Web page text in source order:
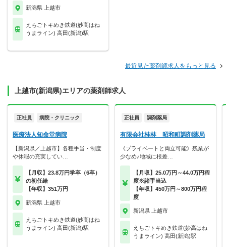
新潟県 上越市
えちごトキめき鉄道(妙高はね
うまライン) 高田(新潟)駅
最近見た薬剤師求人をもっと見る
上越市(新潟県)エリアの薬剤師求人
正社員 病院・クリニック
医療法人知命堂病院
【新潟県／上越市】各種手当・制度
や休暇の充実してい…
【月収】23.8万円学卒（6卒）
の初任給
【年収】351万円
新潟県 上越市
えちごトキめき鉄道(妙高はね
うまライン) 高田(新潟)駅
正社員 調剤薬局
有限会社桂林 昭和町調剤薬局
《プライベートと両立可能》残業が
少なめ♪地域に根差…
【月収】25.0万円～44.0万円程
度※諸手当込
【年収】450万円～800万円程
度
新潟県 上越市
えちごトキめき鉄道(妙高はね
うまライン) 高田(新潟)駅